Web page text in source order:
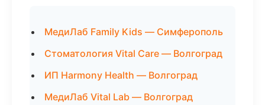
МедиЛаб Family Kids — Симферополь
Стоматология Vital Care — Волгоград
ИП Harmony Health — Волгоград
МедиЛаб Vital Lab — Волгоград